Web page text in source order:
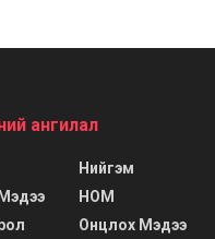
ангилал
Нийгэм
НОМ
Онцлох Мэдээ